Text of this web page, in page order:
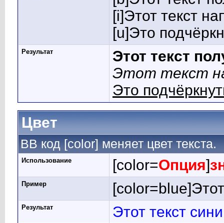
[i]Этот текст
[u]Это
Результат
Этот текст
Этот текст
Это
Цвет
BB код [color] меняет цвет текста.
Использование [color=Опция]
Пример
Результат
Этот текст